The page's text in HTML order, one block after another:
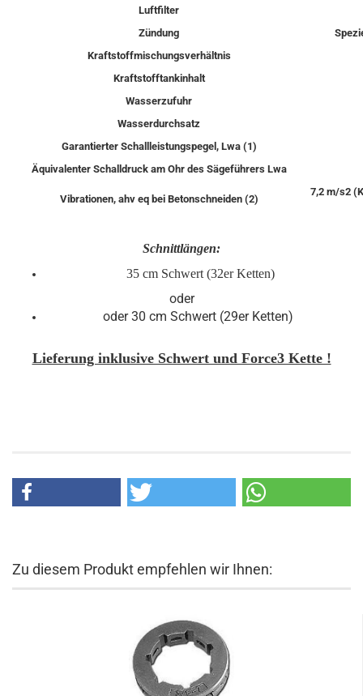
Luftfilter
Zündung
Kraftstoffmischungsverhältnis
Kraftstofftankinhalt
Wasserzufuhr
Wasserdurchsatz
Garantierter Schallleistungspegel, Lwa (1)
Äquivalenter Schalldruck am Ohr des Sägeführers Lwa
Vibrationen, ahv eq bei Betonschneiden (2)
7,2 m/s2
Schnittlängen:
35 cm Schwert (32er Ketten)
oder
oder 30 cm Schwert (29er Ketten)
Lieferung inklusive Schwert und Force3 Kette !
Zu diesem Produkt empfehlen wir Ihnen: